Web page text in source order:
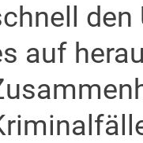
den
auf